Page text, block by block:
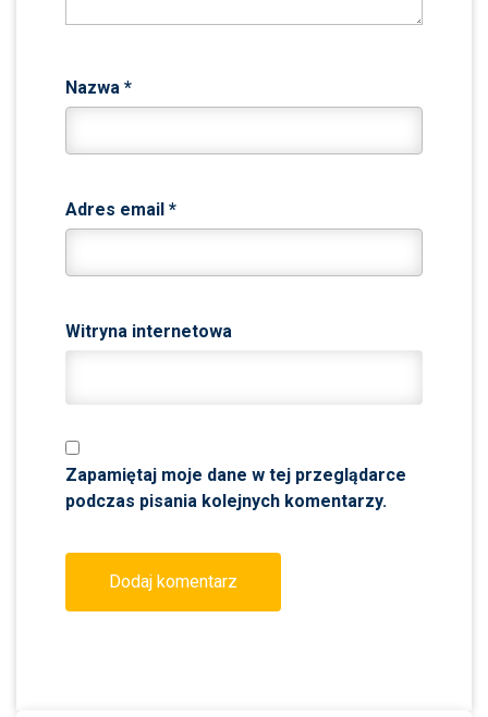
Nazwa *
Adres email *
Witryna internetowa
Zapamiętaj moje dane w tej przeglądarce
podczas pisania kolejnych komentarzy.